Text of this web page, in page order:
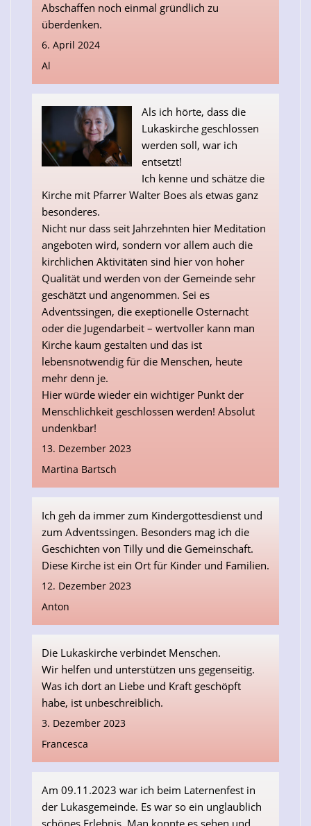
Abschaffen noch einmal gründlich zu
überdenken.
6. April 2024
Al
Als ich hörte, dass die
Lukaskirche geschlossen
werden soll, war ich
entsetzt!
Ich kenne und schätze die
Kirche mit Pfarrer Walter Boes als etwas ganz
besonderes.
Nicht nur dass seit Jahrzehnten hier Meditation
angeboten wird, sondern vor allem auch die
kirchlichen Aktivitäten sind hier von hoher
Qualität und werden von der Gemeinde sehr
geschätzt und angenommen. Sei es
Adventssingen, die exeptionelle Osternacht
oder die Jugendarbeit – wertvoller kann man
Kirche kaum gestalten und das ist
lebensnotwendig für die Menschen, heute
mehr denn je.
Hier würde wieder ein wichtiger Punkt der
Menschlichkeit geschlossen werden! Absolut
undenkbar!
13. Dezember 2023
Martina Bartsch
Ich geh da immer zum Kindergottesdienst und
zum Adventssingen. Besonders mag ich die
Geschichten von Tilly und die Gemeinschaft.
Diese Kirche ist ein Ort für Kinder und Familien.
12. Dezember 2023
Anton
Die Lukaskirche verbindet Menschen.
Wir helfen und unterstützen uns gegenseitig.
Was ich dort an Liebe und Kraft geschöpft
habe, ist unbeschreiblich.
3. Dezember 2023
Francesca
Am 09.11.2023 war ich beim Laternenfest in
der Lukasgemeinde. Es war so ein unglaublich